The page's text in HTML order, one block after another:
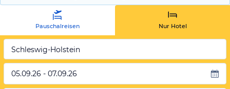
Pauschalreisen Nur Hotel
Schleswig-Holstein
05.09.26 - 07.09.26